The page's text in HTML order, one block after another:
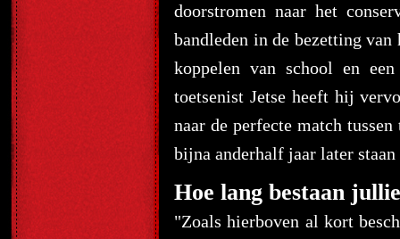
doorstromen naar het
bandleden in de bezetting
koppelen van school en
toetsenist Jetse heeft hij
naar de perfecte match
bijna anderhalf jaar later
Hoe lang bestaan
"Zoals hierboven al kort